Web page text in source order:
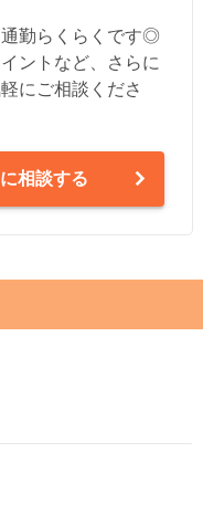
通勤らくらくです◎
ントなど、さらに
にご相談くださ
相談する